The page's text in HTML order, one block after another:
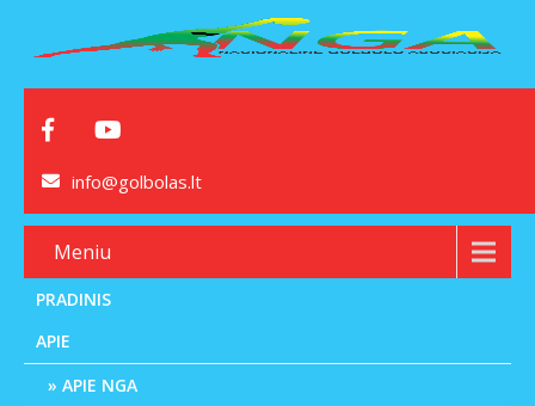
info@golbolas.lt
Meniu
PRADINIS
APIE
APIE NGA